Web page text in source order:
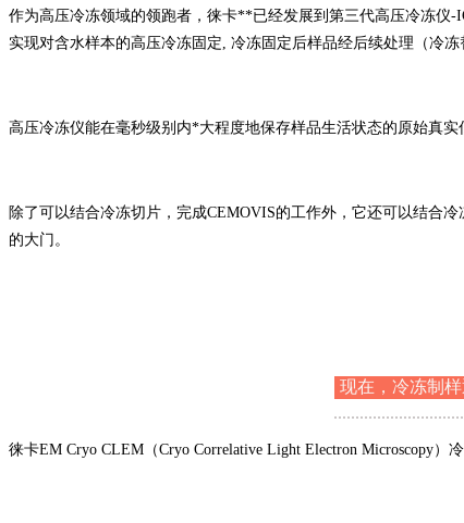
作为高压冷冻领域的领跑者，徕卡**已经发展到第三代高压冷冻仪-
实现对含水样本的高压冷冻固定, 冷冻固定后样品经后续处理（冷
高压冷冻仪能在毫秒级别内*大程度地保存样品生活状态的原始真
除了可以结合冷冻切片，完成CEMOVIS的工作外，它还可以结合
的大门。
现在，冷冻制
徕卡EM Cryo CLEM（Cryo Correlative Light Electron Microscopy